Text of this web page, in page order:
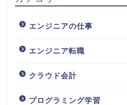
エンジニアの仕事
エンジニア転職
クラウド会計
プログラミング学習